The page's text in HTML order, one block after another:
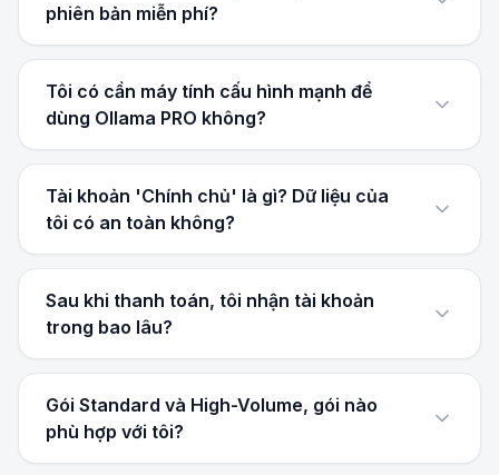
phiên bản miễn phí?
Tôi có cần máy tính cấu hình mạnh để
dùng Ollama PRO không?
Tài khoản 'Chính chủ' là gì? Dữ liệu của
tôi có an toàn không?
Sau khi thanh toán, tôi nhận tài khoản
trong bao lâu?
Gói Standard và High-Volume, gói nào
phù hợp với tôi?